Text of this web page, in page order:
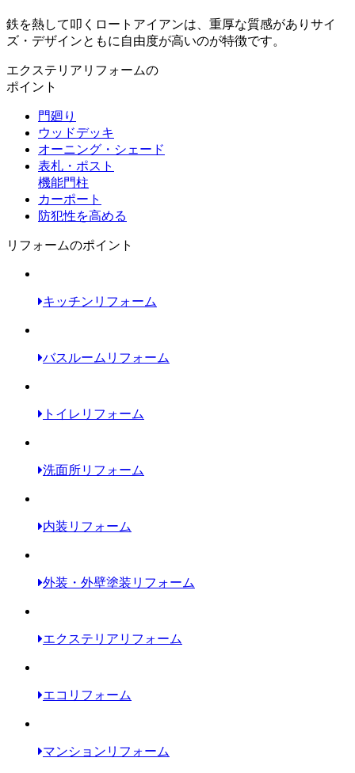
鉄を熱して叩くロートアイアンは、重厚な質感がありサイ
ズ・デザインともに自由度が高いのが特徴です。
エクステリアリフォームの
ポイント
門廻り
ウッドデッキ
オーニング・シェード
表札・ポスト
機能門柱
カーポート
防犯性を高める
リフォームのポイント
キッチンリフォーム
バスルームリフォーム
トイレリフォーム
洗面所リフォーム
内装リフォーム
外装・外壁塗装リフォーム
エクステリアリフォーム
エコリフォーム
マンションリフォーム